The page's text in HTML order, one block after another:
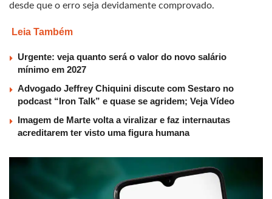
desde que o erro seja devidamente comprovado.
Leia Também
Urgente: veja quanto será o valor do novo salário
mínimo em 2027
Advogado Jeffrey Chiquini discute com Sestaro no
podcast “Iron Talk” e quase se agridem; Veja Vídeo
Imagem de Marte volta a viralizar e faz internautas
acreditarem ter visto uma figura humana